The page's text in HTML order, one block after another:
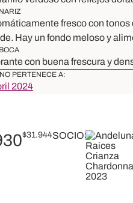
fresco con tonos
Hay un fondo meloso y
con buena frescura y
PERTENECE A:
2024
$31.944SOCIOS